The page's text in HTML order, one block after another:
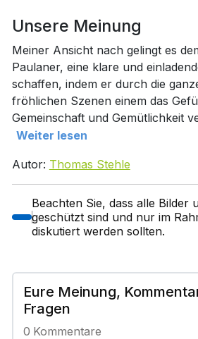
Unsere Meinung
Meiner Ansicht nach gelingt es
Paulaner, eine klare und
schaffen, indem er durch die
fröhlichen Szenen einem das
Gemeinschaft und Gemütlichkeit
Weiter lesen
Autor: Thomas Stehle
Beachten Sie, dass alle Bilder
geschützt sind und nur im
diskutiert werden sollten.
Eure Meinung,
Fragen
0 Kommentare